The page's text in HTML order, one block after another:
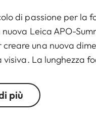
di passione per la
Leica APO-
creare una nuova
visiva. La lunghezza
l'uso in quasi tutte le
e fotografia di
più